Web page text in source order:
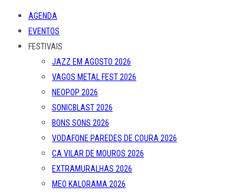
AGENDA
EVENTOS
FESTIVAIS
JAZZ EM AGOSTO 2026
VAGOS METAL FEST 2026
NEOPOP 2026
SONICBLAST 2026
BONS SONS 2026
VODAFONE PAREDES DE COURA 2026
CA VILAR DE MOUROS 2026
EXTRAMURALHAS 2026
MEO KALORAMA 2026